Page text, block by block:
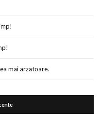
mai arzatoare.